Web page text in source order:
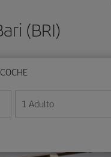
(BRI)
COCHE
formato día/mes/año
1 Adulto